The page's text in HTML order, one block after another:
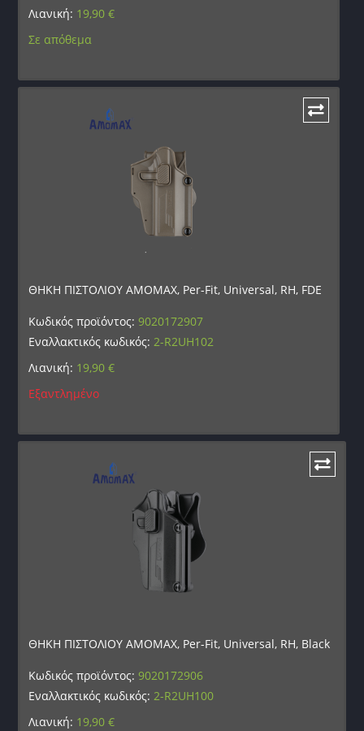
Λιανική: 19,90€
Σε απόθεμα
ΘΗΚΗ ΠΙΣΤΟΛΙΟΥ AMOMAX, Per-Fit, Universal, RH, FDE
Κωδικός προϊόντος:9020172907
Εναλλακτικός κωδικός:2-R2UH102
Λιανική: 19,90€
Εξαντλημένο
ΘΗΚΗ ΠΙΣΤΟΛΙΟΥ AMOMAX, Per-Fit, Universal, RH, Black
Κωδικός προϊόντος:9020172906
Εναλλακτικός κωδικός:2-R2UH100
Λιανική: 19,90€